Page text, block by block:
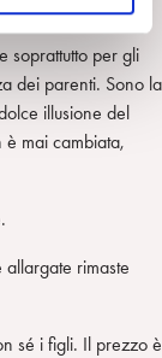
di non esserci.
soprattutto per gli
dei parenti. Sono la
illusione del
mai cambiata,
rimaste
sé i figli. Il prezzo è